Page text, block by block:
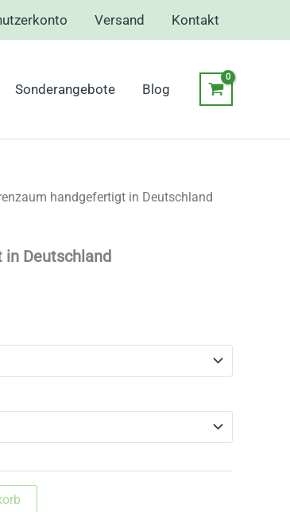
Versand Kontakt
Sonderangebote Blog
handgefertigt in Deutschland
Deutschland